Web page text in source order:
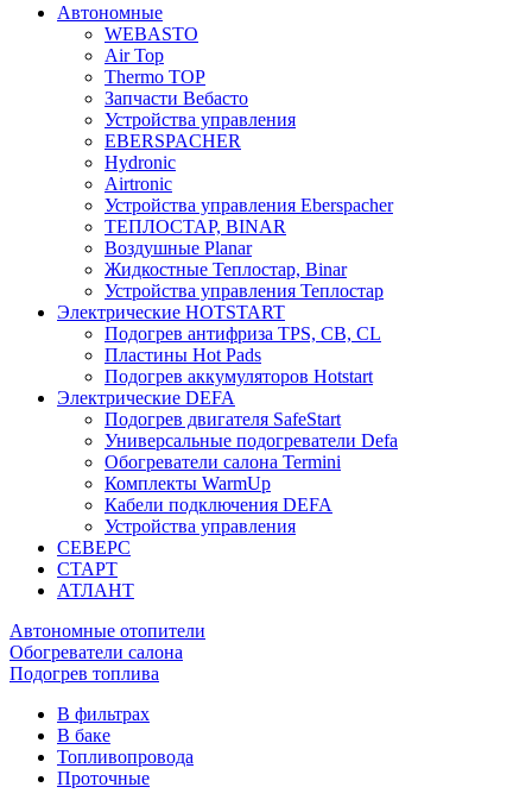
Автономные
WEBASTO
Air Top
Thermo TOP
Запчасти Вебасто
Устройства управления
EBERSPACHER
Hydronic
Airtronic
Устройства управления Eberspacher
ТЕПЛОСТАР, BINAR
Воздушные Planar
Жидкостные Теплостар, Binar
Устройства управления Теплостар
Электрические HOTSTART
Подогрев антифриза TPS, CB, CL
Пластины Hot Pads
Подогрев аккумуляторов Hotstart
Электрические DEFA
Подогрев двигателя SafeStart
Универсальные подогреватели Defa
Обогреватели салона Termini
Комплекты WarmUp
Кабели подключения DEFA
Устройства управления
СЕВЕРС
СТАРТ
АТЛАНТ
Автономные отопители
Обогреватели салона
Подогрев топлива
В фильтрах
В баке
Топливопровода
Проточные